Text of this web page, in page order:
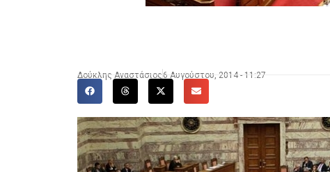
Δούκλης Αναστάσιος 6 Αυγούστου, 2014 - 11:27